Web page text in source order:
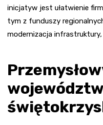
inicjatyw jest ułatwienie
tym z funduszy
modernizacja infrastruktury,